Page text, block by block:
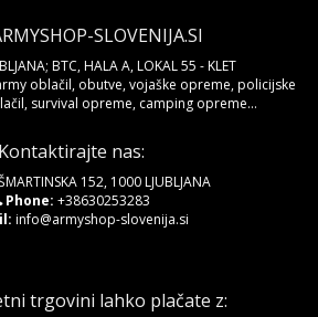
SLOVENIJA.SI
BTC, HALA A, LOKAL 55 - KLET
oblačil, obutve, vojaške opreme, policijske
survival opreme, camping opreme...
Kontaktirajte nas:
152, 1000 LJUBLJANA
Phone: +38630253283
info@armyshop-slovenija.si
trgovini lahko plačate z: